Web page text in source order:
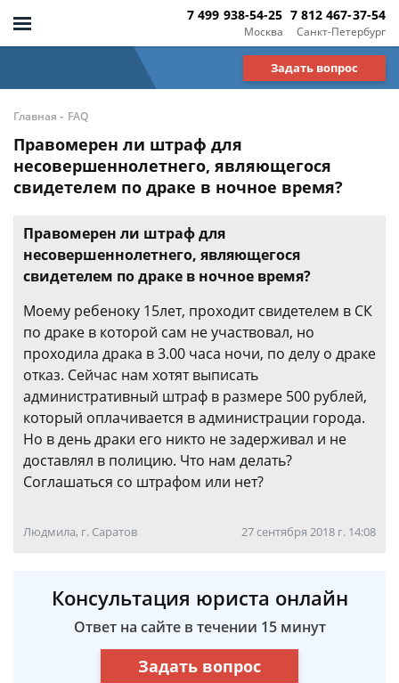
Москва
7 499 938-54-25
Санкт-Петербург
7 812 467-37-54
Задать вопрос
Главная - FAQ
Правомерен ли штраф для
несовершеннолетнего, являющегося
свидетелем по драке в ночное время?
Правомерен ли штраф для
несовершеннолетнего, являющегося
свидетелем по драке в ночное время?
Моему ребеноку 15лет, проходит свидетелем в СК
по драке в которой сам не участвовал, но
проходила драка в 3.00 часа ночи, по делу о драке
отказ. Сейчас нам хотят выписать
административный штраф в размере 500 рублей,
который оплачивается в администрации города.
Но в день драки его никто не задерживал и не
доставлял в полицию. Что нам делать?
Соглашаться со штрафом или нет?
Людмила, г. Саратов 27 сентября 2018 г. 14:08
Консультация юриста онлайн
Ответ на сайте в течении 15 минут
Задать вопрос